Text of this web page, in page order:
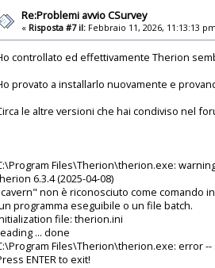
Re:Problemi avvio CSurvey
« Risposta #7 il: Febbraio 11, 2026, 11:13:13
controllato ed effettivamente Therion
provato a installarlo nuovamente e
le altre versioni che hai condiviso nel
Files\Therion\therion.exe:
6.3.4 (2025-04-08)
non è riconosciuto come comando
programma eseguibile o un file batch.
file: therion.ini
... done
Files\Therion\therion.exe: error
ENTER to exit!